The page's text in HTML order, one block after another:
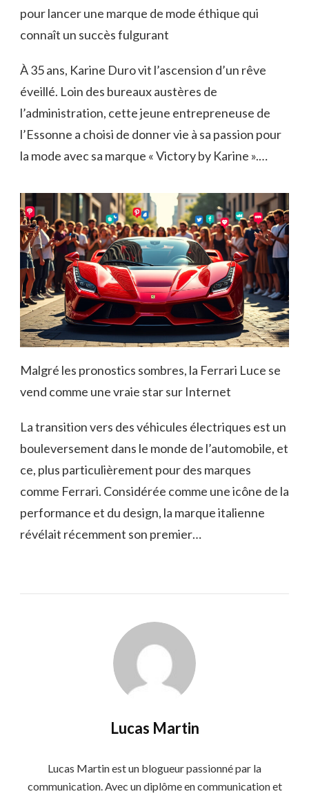
pour lancer une marque de mode éthique qui
connaît un succès fulgurant
À 35 ans, Karine Duro vit l’ascension d’un rêve
éveillé. Loin des bureaux austères de
l’administration, cette jeune entrepreneuse de
l’Essonne a choisi de donner vie à sa passion pour
la mode avec sa marque « Victory by Karine ».…
Malgré les pronostics sombres, la Ferrari Luce se
vend comme une vraie star sur Internet
La transition vers des véhicules électriques est un
bouleversement dans le monde de l’automobile, et
ce, plus particulièrement pour des marques
comme Ferrari. Considérée comme une icône de la
performance et du design, la marque italienne
révélait récemment son premier…
Lucas Martin
Lucas Martin est un blogueur passionné par la
communication. Avec un diplôme en communication et